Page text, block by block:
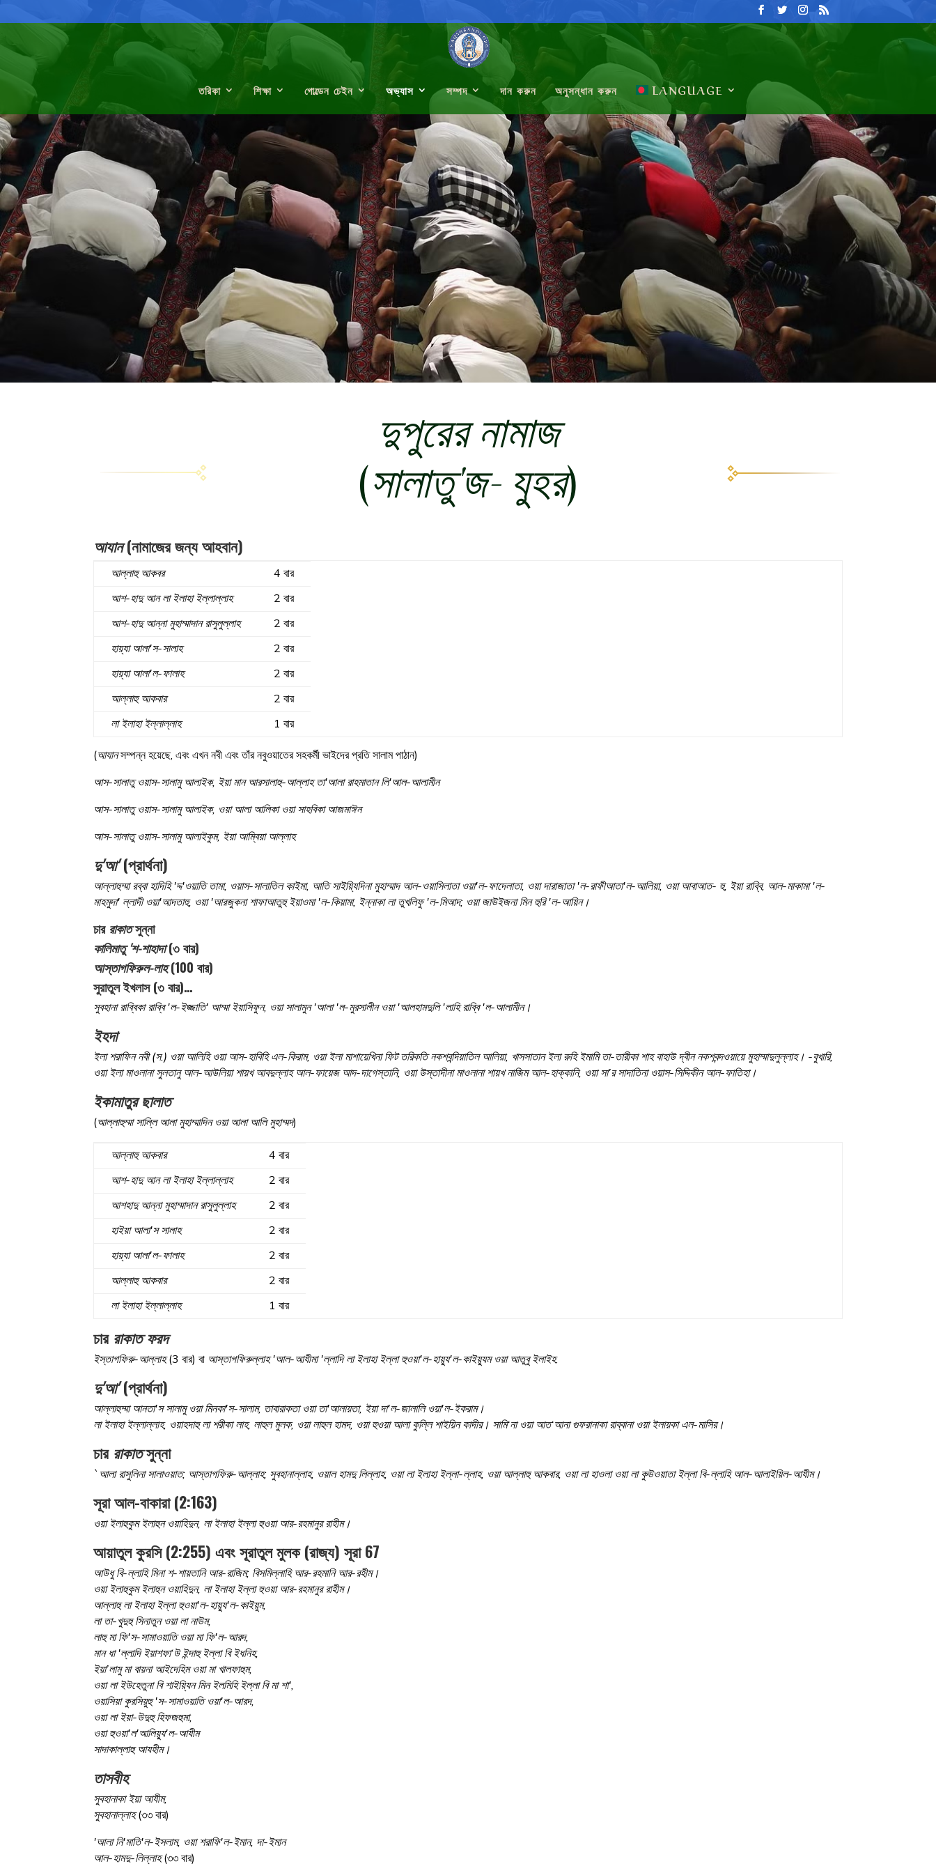
তরিকা শিক্ষা গোল্ডেন চেইন অভ্যাস সম্পদ দান করুন অনুসন্ধান করুন LANGUAGE
দুপুরের নামাজ
(সালাতু'জ- যুহর)
আযান (নামাজের জন্য আহবান)
আল্লাহু আকবর
4 বার
আশ-হাদু আন লা ইলাহা ইল্লাল্লাহ
2 বার
আশ-হাদু আন্না মুহাম্মাদান রাসুলুল্লাহ
2 বার
হায়্যা আলা'স-সালাহ
2 বার
হায়্যা আলা'ল-ফালাহ
2 বার
আল্লাহু আকবার
2 বার
লা ইলাহা ইল্লাল্লাহ
1 বার
(আযানসম্পন্ন হয়েছে, এবং এখন নবী এবং তাঁর নবুওয়াতের সহকর্মী ভাইদের প্রতি সালাম পাঠান)
আস-সালাতু ওয়াস-সালামু আলাইক, ইয়া মান আরসালাহু-আল্লাহ তা'আলা রাহমাতান লি'আল-আলামীন
আস-সালাতু ওয়াস-সালামু আলাইক, ওয়া আলা আলিকা ওয়া সাহবিকা আজমাঈন
আস-সালাতু ওয়াস-সালামু আলাইকুম, ইয়া আম্বিয়া আল্লাহ
দু'আ' (প্রার্থনা)
আল্লাহুম্মা রব্বা হাদিহি 'দ্দ'ওয়াতি তামা, ওয়াস-সালাতিল কাইমা, আতি সাইয়্যিদিনা মুহাম্মাদ আল-ওয়াসিলাতা ওয়া'ল-ফাদেলাতা, ওয়া দারাজাতা 'ল-রাফীআতা'ল-আলিয়া, ওয়া আবাআত- হু, ইয়া রাব্বি, আল-মাকামা 'ল-
মাহমুদা' ল্লাদী ওয়া'আদতাহু, ওয়া 'আরজুকনা শাফাআতুহু ইয়াওমা 'ল-কিয়ামা, ইন্নাকা লা তুখলিফু 'ল-মিআদ; ওয়া জাউইজনা মিন হুরি 'ল-আয়িন।
চার রাকাতসুন্না
কালিমাতু 'শ-শাহাদা (৩ বার)
আস্তাগফিরুল-লাহ (100 বার)
সুরাতুল ইখলাস (৩ বার)…
সুবহানা রাব্বিকা রাব্বি 'ল-ইজ্জাতি' আম্মা ইয়াসিফুন, ওয়া সালামুন 'আলা 'ল-মুরসালীন ওয়া 'আলহামদুলি 'লাহি রাব্বি 'ল-আলামীন।
ইহদা
ইলা শরাফিন নবী (স.) ওয়া আলিহি ওয়া আস-হাবিহি এল-কিরাম, ওয়া ইলা মাশায়েখিনা ফিট তরিকতি নকশবন্দিয়াতিল আলিয়া, খাসসাতান ইলা রুহি ইমামি তা-তারীকা শাহ বাহাউ দ্বীন নকশবন্দওয়ায়ে মুহাম্মাদুলুল্লাহ। -বুখারি,
ওয়া ইলা মাওলানা সুলতানু আল-আউলিয়া শায়খ আবদুল্লাহ আল-ফায়েজ আদ-দাগেস্তানি, ওয়া উস্তাদীনা মাওলানা শায়খ নাজিম আল-হাক্কানি, ওয়া সা’র সাদাতিনা ওয়াস-সিদ্দিকীন আল-ফাতিহা।
ইকামাতুর ছালাত
(আল্লাহুম্মা সাল্লি আলা মুহাম্মাদিন ওয়া আলা আলি মুহাম্মদ)
আল্লাহু আকবার
4 বার
আশ-হাদু আন লা ইলাহা ইল্লাল্লাহ
2 বার
আশহাদু আন্না মুহাম্মাদান রাসুলুল্লাহ
2 বার
হাইয়া আলা'স সালাহ
2 বার
হায়্যা আলা'ল-ফালাহ
2 বার
আল্লাহু আকবার
2 বার
লা ইলাহা ইল্লাল্লাহ
1 বার
চার রাকাত ফরদ
ইস্তাগফিরু-আল্লাহ(3 বার) বা আস্তাগফিরুল্লাহ 'আল-আযীমা 'ল্লাদি লা ইলাহা ইল্লা হুওয়া'ল-হায়্যু'ল-কাইয়্যুম ওয়া আতুবু ইলাইহ.
দু'আ' (প্রার্থনা)
আল্লাহুম্মা আনতা'স সালামু ওয়া মিনকা'স-সালাম, তাবারাকতা ওয়া তা'আলায়তা, ইয়া দা'ল-জালালি ওয়া'ল-ইকরাম।
লা ইলাহা ইল্লাল্লাহ, ওয়াহদাহু লা শরীকা লাহ, লাহুল মুলক, ওয়া লাহুল হামদ, ওয়া হুওয়া আলা কুল্লি শাইয়িন কাদীর। সামি‘না ওয়া আত‘আনা গুফরানাকা রাব্বানা ওয়া ইলায়কা এল-মাসির।
চার রাকাতসুন্না
`আলা রাসুলিনা সালাওয়াত; আস্তাগফিরু-আল্লাহ; সুবহানাল্লাহ, ওয়াল হামদু লিল্লাহ, ওয়া লা ইলাহা ইল্লা-ল্লাহ, ওয়া আল্লাহু আকবার, ওয়া লা হাওলা ওয়া লা কুউওয়াতা ইল্লা বি-ল্লাহি আল-আলাইয়িল-আযীম।
সূরা আল-বাকারা (2:163)
ওয়া ইলাহুকুম ইলাহুন ওয়াহিদুন, লা ইলাহা ইল্লা হুওয়া আর-রহমানুর রাহীম।
আয়াতুল কুরসি (2:255) এবং সূরাতুল মুলক (রাজ্য) সূরা 67
আউধু বি-ল্লাহি মিনা শ-শায়তানি আর-রাজিম; বিসমিল্লাহি আর-রহমানি আর-রহীম।
ওয়া ইলাহুকুম ইলাহুন ওয়াহিদুন, লা ইলাহা ইল্লা হুওয়া আর-রহমানুর রাহীম।
আল্লাহু লা ইলাহা ইল্লা হুওয়া'ল-হায়্যু'ল-কাইয়ুম,
লা তা-খুদুহু সিনাতুন ওয়া লা নাউম,
লাহু মা ফি'স-সামাওয়াতি ওয়া মা ফি'ল-আরদ,
মান ধা 'ল্লাদি ইয়াশফা‘উ ইন্দাহু ইল্লা বি ইধনিহ,
ইয়া’লামু মা বায়না আইদেহিম ওয়া মা খালফাহুম,
ওয়া লা ইউহেতুনা বি শাইয়্যিন মিন ইলমিহি ইল্লা বি মা শা',
ওয়াসিয়া কুরসিয়ুহু 'স-সামাওয়াতি ওয়া'ল-আরদ,
ওয়া লা ইয়া-উদুহু হিফজহুমা,
ওয়া হুওয়া'ল'আলিয়্যু'ল-আযীম
সাদাকাল্লাহু আযহীম।
তাসবীহ
সুবহানাকা ইয়া আযীম,
সুবহানাল্লাহ (৩৩ বার)
'আলা নি'মাতি'ল-ইসলাম, ওয়া শরাফি'ল-ইমান, দা-ইমান
আল-হামদু-লিল্লাহ (৩৩ বার)